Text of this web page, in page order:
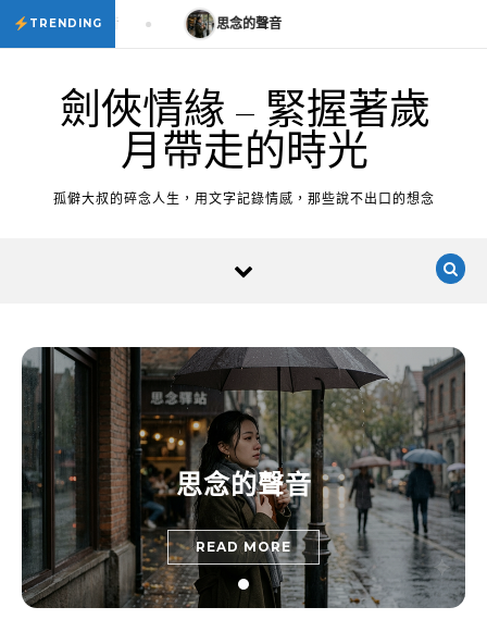
Skip to content
TRENDING
思念的聲音 思念的聲音
劍俠情緣 – 緊握著歲
月帶走的時光
孤僻大叔的碎念人生，用文字記錄情感，那些說不出口的想念
思念的聲音
READ MORE